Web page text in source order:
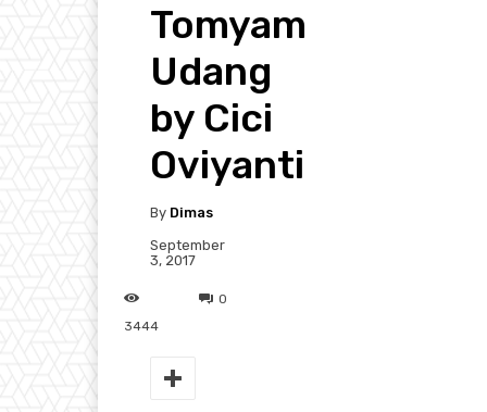
Tomyam
Udang
by Cici
Oviyanti
By Dimas
September
3, 2017
0
3444